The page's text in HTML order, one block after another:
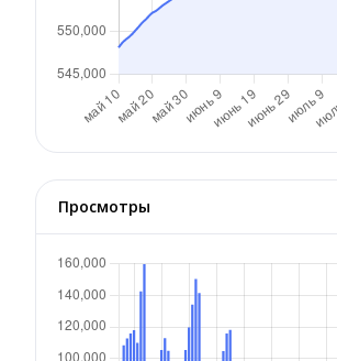
Просмотры